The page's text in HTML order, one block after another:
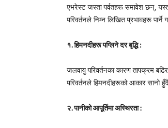
एभरेस्ट जस्ता पर्वतहरू समावेश छन्,
परिवर्तनले निम्न लिखित प्रभावहरू पार्ने
१. हिमनदीहरू पग्लिने दर बृद्धि :
जलवायु परिवर्तनका कारण तापक्रम
परिवर्तनले हिमनदीहरूको आकार सानो
२. पानीको आपूर्तिमा अस्थिरता :